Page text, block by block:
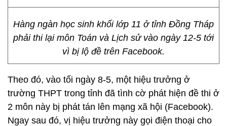
Hàng ngàn học sinh khối lớp 11 ở tỉnh Đồng Tháp
phải thi lại môn Toán và Lịch sử vào ngày 12-5 tới
vì bị lộ đề trên Facebook.
Theo đó, vào tối ngày 8-5, một hiệu trưởng ở
trường THPT trong tỉnh đã tình cờ phát hiện đề thi ở
2 môn này bị phát tán lên mạng xã hội (Facebook).
Ngay sau đó, vị hiệu trưởng này gọi điện thoại cho